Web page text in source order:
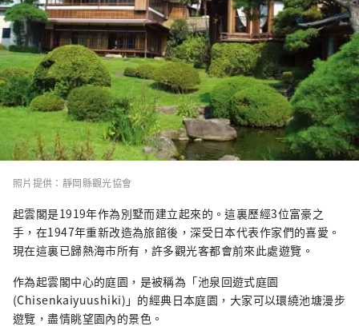
照片提供：靜岡縣觀光協會
起雲閣是1919年作為別墅而建立起來的。這裏歷經3位富豪之
手，在1947年重新改造為旅館後，深受日本代表作家們的喜愛。
現在這裏已歸熱海市所有，許多觀光客都會前來此處遊覽。
作為起雲閣中心的庭園，是被稱為「池泉回遊式庭園
(Chisenkaiyuushiki)」的經典日本庭園，大家可以環繞池塘漫步
遊覽，盡情眺望園內的景色。